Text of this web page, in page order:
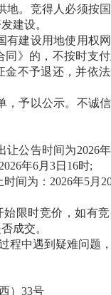
地。竞得人必须按
建设。
有建设用地使用权
》的，不按时支
不予退还，并依
，予以公示。不诚
让公告时间为2026年
2026年6月 3日 16时;
间为：2026年5月
限时竞价，如有
成交。
程中遇到疑难问题
） 33号